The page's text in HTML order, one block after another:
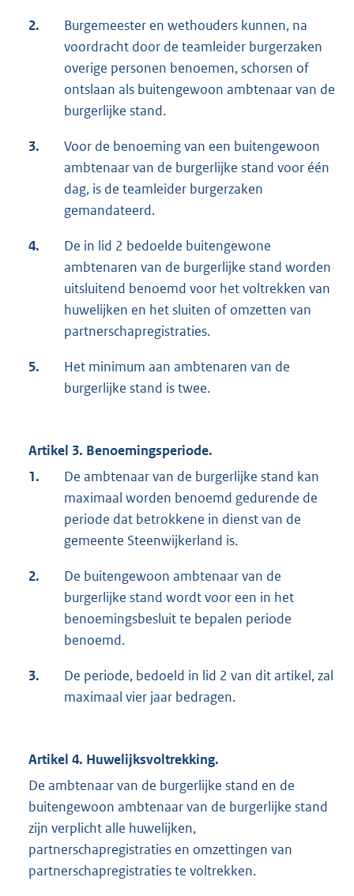
2.
Burgemeester en wethouders kunnen, na
voordracht door de teamleider burgerzaken
overige personen benoemen, schorsen of
ontslaan als buitengewoon ambtenaar van de
burgerlijke stand.
3.
Voor de benoeming van een buitengewoon
ambtenaar van de burgerlijke stand voor één
dag, is de teamleider burgerzaken
gemandateerd.
4.
De in lid 2 bedoelde buitengewone
ambtenaren van de burgerlijke stand worden
uitsluitend benoemd voor het voltrekken van
huwelijken en het sluiten of omzetten van
partnerschapregistraties.
5.
Het minimum aan ambtenaren van de
burgerlijke stand is twee.
Artikel 3. Benoemingsperiode.
1.
De ambtenaar van de burgerlijke stand kan
maximaal worden benoemd gedurende de
periode dat betrokkene in dienst van de
gemeente Steenwijkerland is.
2.
De buitengewoon ambtenaar van de
burgerlijke stand wordt voor een in het
benoemingsbesluit te bepalen periode
benoemd.
3.
De periode, bedoeld in lid 2 van dit artikel, zal
maximaal vier jaar bedragen.
Artikel 4. Huwelijksvoltrekking.
De ambtenaar van de burgerlijke stand en de
buitengewoon ambtenaar van de burgerlijke stand
zijn verplicht alle huwelijken,
partnerschapregistraties en omzettingen van
partnerschapregistraties te voltrekken.